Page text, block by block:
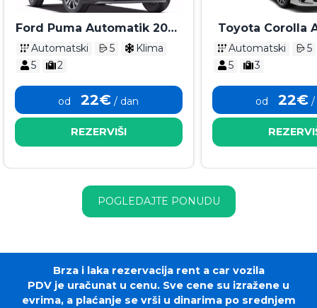
Ford Puma Automatik 2025
- 2026
Automatski 5
Klima
5
2
od 22€ / dan
REZERVIŠI
Toyota Corolla
2024
Automatski
5
5
3
od 22€ /
POGLEDAJTE PONUDU
Brza i laka rezervacija rent a car vozila
PDV je uračunat u cenu. Sve cene su izražene u
evrima, a plaćanje se vrši u dinarima po srednjem